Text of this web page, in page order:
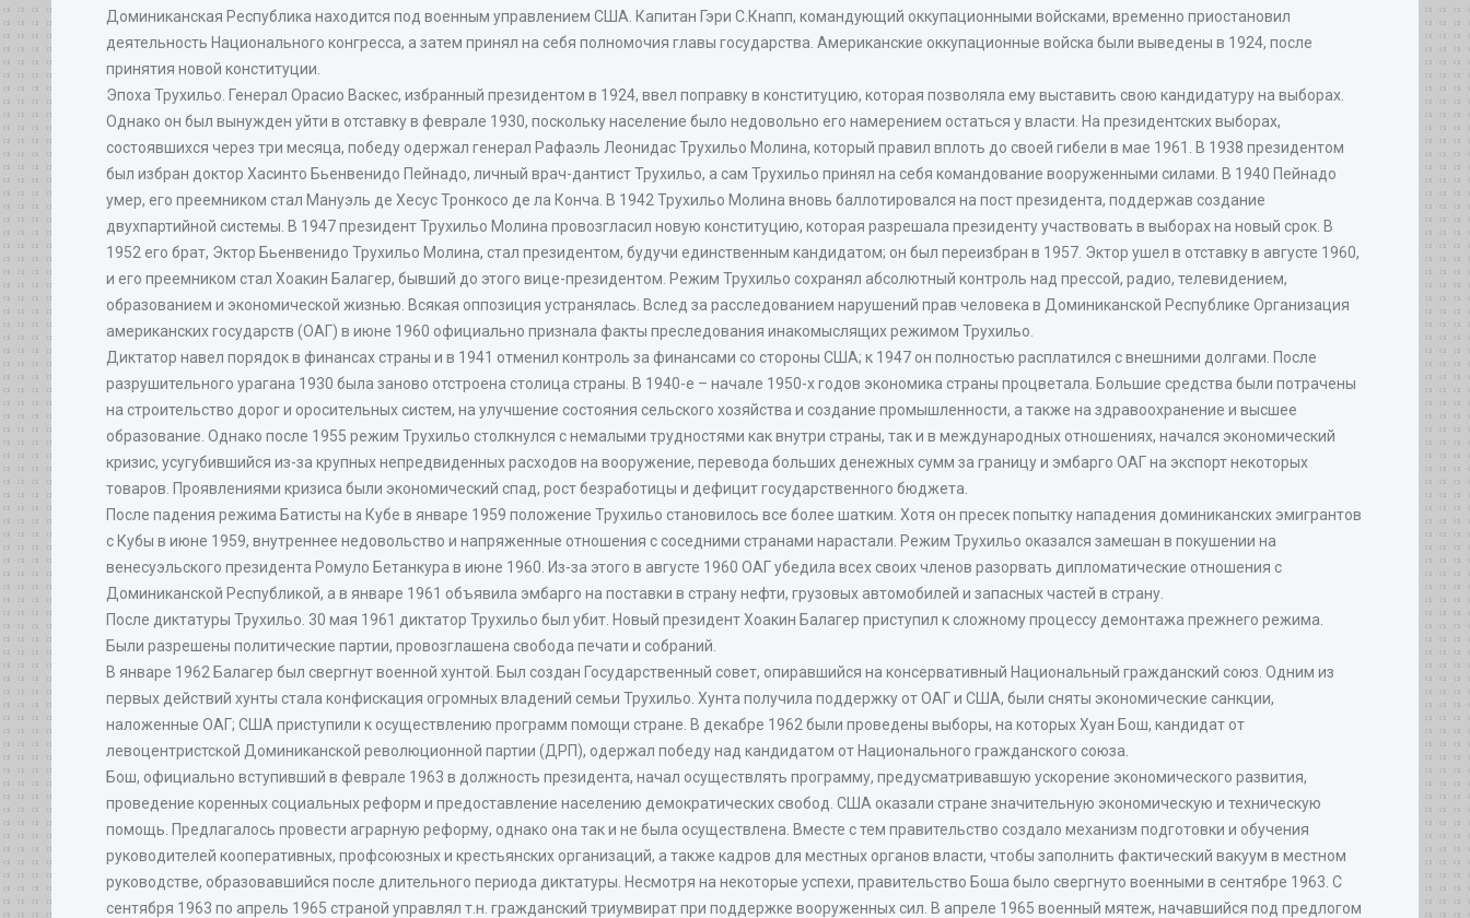
Доминиканская Республика находится под военным управлением США. Капитан Гэри С.Кнапп, командующий оккупационными войсками, временно приостановил
деятельность Национального конгресса, а затем принял на себя полномочия главы государства. Американские оккупационные войска были выведены в 1924, после
принятия новой конституции.
Эпоха Трухильо. Генерал Орасио Васкес, избранный президентом в 1924, ввел поправку в конституцию, которая позволяла ему выставить свою кандидатуру на выборах.
Однако он был вынужден уйти в отставку в феврале 1930, поскольку население было недовольно его намерением остаться у власти. На президентских выборах,
состоявшихся через три месяца, победу одержал генерал Рафаэль Леонидас Трухильо Молина, который правил вплоть до своей гибели в мае 1961. В 1938 президентом
был избран доктор Хасинто Бьенвенидо Пейнадо, личный врач-дантист Трухильо, а сам Трухильо принял на себя командование вооруженными силами. В 1940 Пейнадо
умер, его преемником стал Мануэль де Хесус Тронкосо де ла Конча. В 1942 Трухильо Молина вновь баллотировался на пост президента, поддержав создание
двухпартийной системы. В 1947 президент Трухильо Молина провозгласил новую конституцию, которая разрешала президенту участвовать в выборах на новый срок. В
1952 его брат, Эктор Бьенвенидо Трухильо Молина, стал президентом, будучи единственным кандидатом; он был переизбран в 1957. Эктор ушел в отставку в августе 1960,
и его преемником стал Хоакин Балагер, бывший до этого вице-президентом. Режим Трухильо сохранял абсолютный контроль над прессой, радио, телевидением,
образованием и экономической жизнью. Всякая оппозиция устранялась. Вслед за расследованием нарушений прав человека в Доминиканской Республике Организация
американских государств (ОАГ) в июне 1960 официально признала факты преследования инакомыслящих режимом Трухильо.
Диктатор навел порядок в финансах страны и в 1941 отменил контроль за финансами со стороны США; к 1947 он полностью расплатился с внешними долгами. После
разрушительного урагана 1930 была заново отстроена столица страны. В 1940-е – начале 1950-х годов экономика страны процветала. Большие средства были потрачены
на строительство дорог и оросительных систем, на улучшение состояния сельского хозяйства и создание промышленности, а также на здравоохранение и высшее
образование. Однако после 1955 режим Трухильо столкнулся с немалыми трудностями как внутри страны, так и в международных отношениях, начался экономический
кризис, усугубившийся из-за крупных непредвиденных расходов на вооружение, перевода больших денежных сумм за границу и эмбарго ОАГ на экспорт некоторых
товаров. Проявлениями кризиса были экономический спад, рост безработицы и дефицит государственного бюджета.
После падения режима Батисты на Кубе в январе 1959 положение Трухильо становилось все более шатким. Хотя он пресек попытку нападения доминиканских эмигрантов
с Кубы в июне 1959, внутреннее недовольство и напряженные отношения с соседними странами нарастали. Режим Трухильо оказался замешан в покушении на
венесуэльского президента Ромуло Бетанкура в июне 1960. Из-за этого в августе 1960 ОАГ убедила всех своих членов разорвать дипломатические отношения с
Доминиканской Республикой, а в январе 1961 объявила эмбарго на поставки в страну нефти, грузовых автомобилей и запасных частей в страну.
После диктатуры Трухильо. 30 мая 1961 диктатор Трухильо был убит. Новый президент Хоакин Балагер приступил к сложному процессу демонтажа прежнего режима.
Были разрешены политические партии, провозглашена свобода печати и собраний.
В январе 1962 Балагер был свергнут военной хунтой. Был создан Государственный совет, опиравшийся на консервативный Национальный гражданский союз. Одним из
первых действий хунты стала конфискация огромных владений семьи Трухильо. Хунта получила поддержку от ОАГ и США, были сняты экономические санкции,
наложенные ОАГ; США приступили к осуществлению программ помощи стране. В декабре 1962 были проведены выборы, на которых Хуан Бош, кандидат от
левоцентристской Доминиканской революционной партии (ДРП), одержал победу над кандидатом от Национального гражданского союза.
Бош, официально вступивший в феврале 1963 в должность президента, начал осуществлять программу, предусматривавшую ускорение экономического развития,
проведение коренных социальных реформ и предоставление населению демократических свобод. США оказали стране значительную экономическую и техническую
помощь. Предлагалось провести аграрную реформу, однако она так и не была осуществлена. Вместе с тем правительство создало механизм подготовки и обучения
руководителей кооперативных, профсоюзных и крестьянских организаций, а также кадров для местных органов власти, чтобы заполнить фактический вакуум в местном
руководстве, образовавшийся после длительного периода диктатуры. Несмотря на некоторые успехи, правительство Боша было свергнуто военными в сентябре 1963. С
сентября 1963 по апрель 1965 страной управлял т.н. гражданский триумвират при поддержке вооруженных сил. В апреле 1965 военный мятеж, начавшийся под предлогом